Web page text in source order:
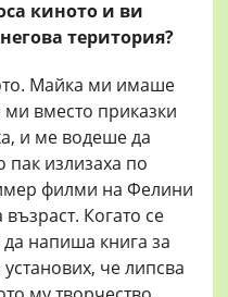
киното и ви
територия?
Майка ми имаше
вместо приказки
и ме водеше да
пак излизаха по
филми на Фелини
Когато се
напиша книга за
че липсва